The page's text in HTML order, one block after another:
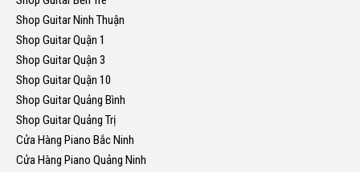
Shop Guitar Ninh Thuận
Shop Guitar Quận 1
Shop Guitar Quận 3
Shop Guitar Quận 10
Shop Guitar Quảng Bình
Shop Guitar Quảng Trị
Cửa Hàng Piano Bắc Ninh
Cửa Hàng Piano Quảng Ninh